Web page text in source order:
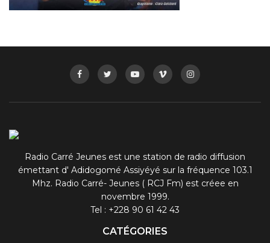
Radio Carré Jeunes est une station de radio diffusion
émettant d' Adidogomé Assiyéyé sur la fréquence 103.1
Mhz. Radio Carré- Jeunes ( RCJ Fm) est créee en
novembre 1999.
Tel : +228 90 61 42 43
CATÉGORIES